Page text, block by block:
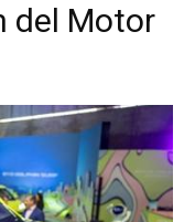
del Motor